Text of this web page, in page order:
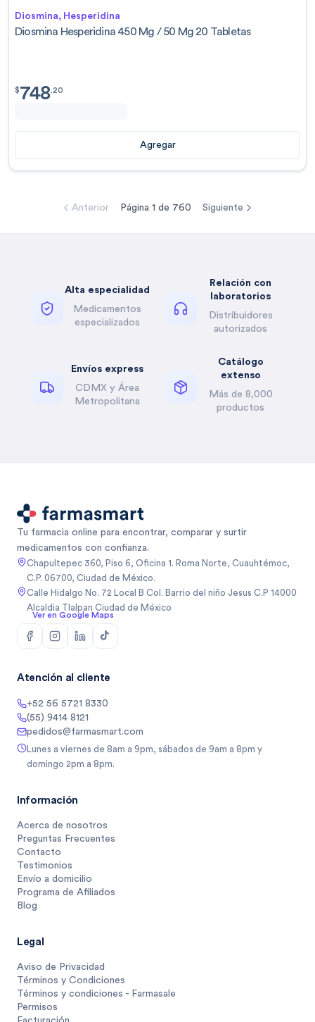
Diosmina, Hesperidina
Diosmina Hesperidina 450 Mg / 50 Mg 20 Tabletas
$748.20
$748.20
Agregar
Anterior Página 1 de 760 Siguiente
Alta especialidad
Medicamentos
especializados
Relación con
laboratorios
Distribuidores
autorizados
Envíos express
CDMX y Área
Metropolitana
Catálogo
extenso
Más de 8,000
productos
Tu farmacia online para encontrar, comparar y surtir
medicamentos con confianza.
Chapultepec 360, Piso 6, Oficina 1. Roma Norte, Cuauhtémoc,
C.P. 06700, Ciudad de México.
Calle Hidalgo No. 72 Local B Col. Barrio del niño Jesus C.P 14000
Alcaldia Tlalpan Ciudad de México
Ver en Google Maps
Atención al cliente
+52 56 5721 8330
(55) 9414 8121
pedidos@farmasmart.com
Lunes a viernes de 8am a 9pm, sábados de 9am a 8pm y
domingo 2pm a 8pm.
Información
Acerca de nosotros
Preguntas Frecuentes
Contacto
Testimonios
Envío a domicilio
Programa de Afiliados
Blog
Legal
Aviso de Privacidad
Términos y Condiciones
Términos y condiciones - Farmasale
Permisos